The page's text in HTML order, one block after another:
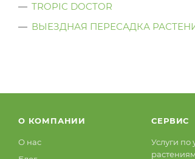
TROPIC DOCTOR
ВЫЕЗДНАЯ ПЕРЕСАДКА
О КОМПАНИИ
О нас
СЕРВИС
Услуги по